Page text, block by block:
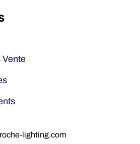
Vente
lighting.com